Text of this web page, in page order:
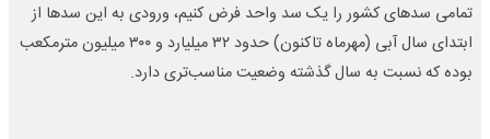
تمامی سدهای کشور را یک سد واحد فرض کنیم، ورودی به این سدها از
ابتدای سال آبی (مهرماه تاکنون) حدود ۳۲ میلیارد و ۳۰۰ میلیون مترمکعب
بوده که نسبت به سال گذشته وضعیت مناسب‌تری دارد.